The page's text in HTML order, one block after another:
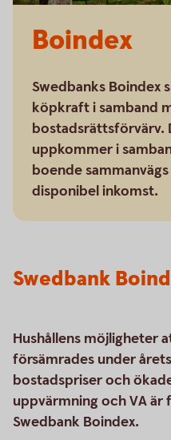
Boindex
Swedbanks Boindex
köpkraft i samband
bostadsrättsförvärv.
uppkommer i
boende
disponibel inkomst.
Swedbank
Hushållens möjligheter
försämrades under
bostadspriser och
uppvärmning och VA är
Swedbank Boindex.